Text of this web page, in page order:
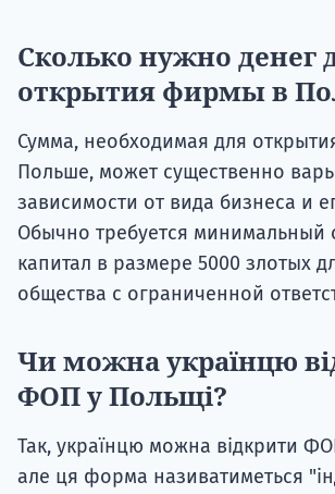
Сколько нужно денег
открытия фирмы в
Сумма, необходимая для
Польше, может существенно
зависимости от вида бизнеса и
Обычно требуется минимальный
капитал в размере 5000 злотых
общества с ограниченной
Чи можна українцю
ФОП у Польщі?
Так, українцю можна відкрити
але ця форма називатиметься